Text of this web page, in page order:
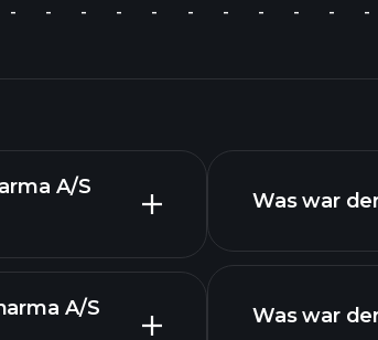
-
-
-
-
-
-
-
-
-
-
-
A/S
A/S
Was war
Was war